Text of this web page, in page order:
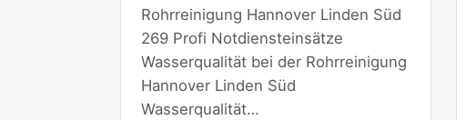
Rohrreinigung Hannover Linden Süd
269 Profi Notdiensteinsätze
Wasserqualität bei der Rohrreinigung
Hannover Linden Süd
Wasserqualität…